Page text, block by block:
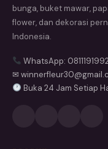
bunga, buket mawar,
flower, dan dekorasi
Indonesia.
WhatsApp:
✉
Buka 24 Jam Setiap